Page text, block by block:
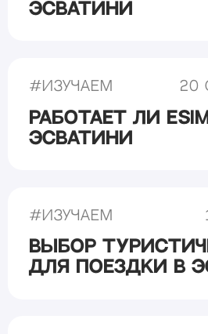
Эсватини
#Изучаем 20
Работает ли
Эсватини
#Изучаем
Выбор
для поездки в